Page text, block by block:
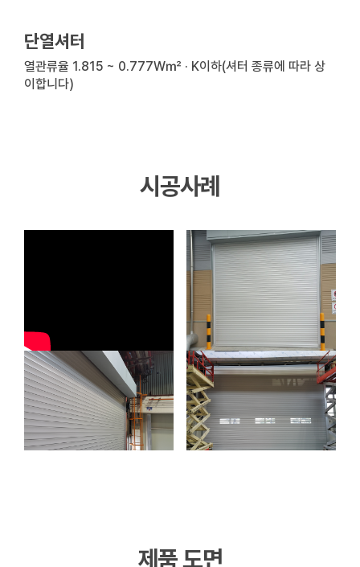
단열셔터
열관류율 1.815 ~ 0.777W㎡ · K이하(셔터 종류에 따라 상
이합니다)
시공사례
제품 도면